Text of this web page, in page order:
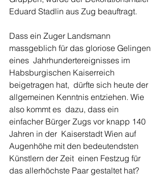
Eduard Stadlin aus Zug beauftragt.
Dass ein Zuger Landsmann
massgeblich für das gloriose Gelingen
eines  Jahrhundertereignisses im
Habsburgischen Kaiserreich
beigetragen hat,  dürfte sich heute der
allgemeinen Kenntnis entziehen. Wie
also kommt es  dazu, dass ein
einfacher Bürger Zugs vor knapp 140
Jahren in der  Kaiserstadt Wien auf
Augenhöhe mit den bedeutendsten
Künstlern der Zeit  einen Festzug für
das ­allerhöchste Paar gestaltet hat?